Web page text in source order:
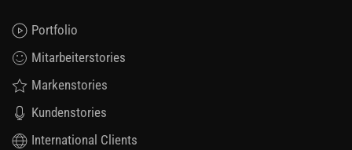
Portfolio
Mitarbeiterstories
Markenstories
Kundenstories
International Clients